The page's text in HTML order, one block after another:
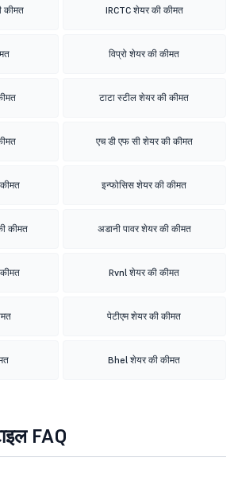
कीमत IRCTC शेयर की कीमत
विप्रो शेयर की कीमत
टाटा स्टील शेयर की कीमत
एच डी एफ सी शेयर की कीमत
इन्फोसिस शेयर की कीमत
कीमत अडानी पावर शेयर की कीमत
Rvnl शेयर की कीमत
पेटीएम शेयर की कीमत
Bhel शेयर की कीमत
FAQ